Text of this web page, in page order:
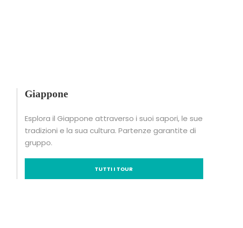
Giappone
Esplora il Giappone attraverso i suoi sapori, le sue
tradizioni e la sua cultura. Partenze garantite di
gruppo.
TUTTI I TOUR